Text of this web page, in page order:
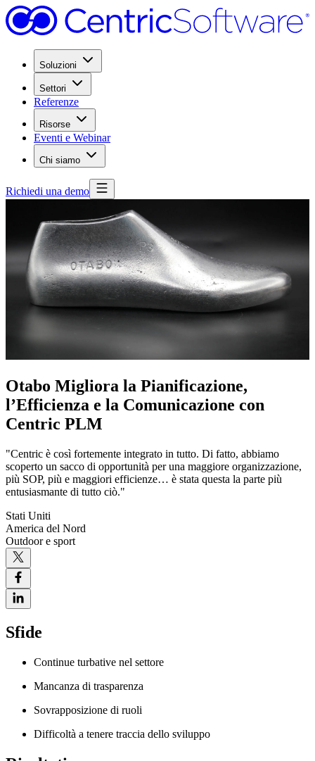
Soluzioni
Settori
Referenze
Risorse
Eventi e Webinar
Chi siamo
Richiedi una demo
Otabo Migliora la Pianificazione,
l’Efficienza e la Comunicazione con
Centric PLM
"Centric è così fortemente integrato in tutto. Di fatto, abbiamo
scoperto un sacco di opportunità per una maggiore organizzazione,
più SOP, più e maggiori efficienze… è stata questa la parte più
entusiasmante di tutto ciò."
Stati Uniti
America del Nord
Outdoor e sport
Sfide
Continue turbative nel settore
Mancanza di trasparenza
Sovrapposizione di ruoli
Difficoltà a tenere traccia dello sviluppo